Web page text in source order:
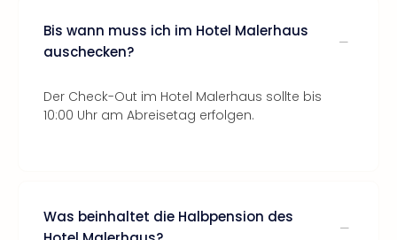
Bis wann muss ich im Hotel Malerhaus
auschecken?
Der Check-Out im Hotel Malerhaus sollte bis
10:00 Uhr am Abreisetag erfolgen.
Was beinhaltet die Halbpension des